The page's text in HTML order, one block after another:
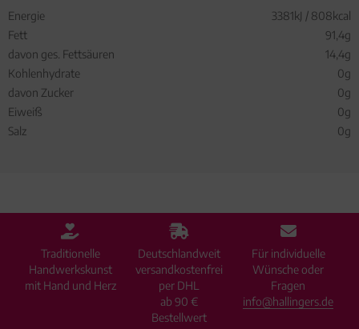
Energie
3381kJ / 808kcal
Fett
91,4g
davon ges. Fettsäuren
14,4g
Kohlenhydrate
0g
davon Zucker
0g
Eiweiß
0g
Salz
0g
Traditionelle
Handwerkskunst
mit Hand und Herz
Deutschlandweit
versandkostenfrei
per DHL
ab 90 €
Bestellwert
Für individuelle
Wünsche oder
Fragen
info@hallingers.de